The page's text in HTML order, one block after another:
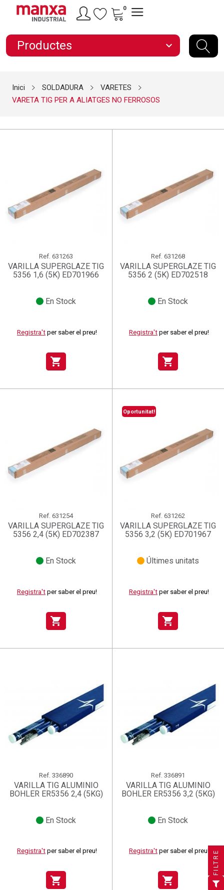
Afegir a la llista de desitjos×
Nom de la llista de desitjos
((title)) ×
Connectar-se ×
Cal que connecteu per a desar els productes a la vostra
0
Productes expand_more
Inici SOLDADURA
VARETES
VARETA TIG PER A ALIATGES NO FERROSOS
Ref. 631263
VARILLA SUPERGLAZE TIG
5356 1,6 (5K) ED701966
En Stock
Registra't per saber el preu!
shopping_cart
Ref. 631268
VARILLA SUPERGLAZE TIG
5356 2 (5K) ED702518
En Stock
Registra't per saber el preu!
shopping_cart
Ref. 631254
VARILLA SUPERGLAZE TIG
5356 2,4 (5K) ED702387
En Stock
Registra't per saber el preu!
shopping_cart
Oportunitat!
Ref. 631262
VARILLA SUPERGLAZE TIG
5356 3,2 (5K) ED701967
Últimes unitats
Registra't per saber el preu!
shopping_cart
Ref. 336890
VARILLA TIG ALUMINIO
BOHLER ER5356 2,4 (5KG)
En Stock
Registra't per saber el preu!
shopping_cart
Ref. 336891
VARILLA TIG ALUMINIO
BOHLER ER5356 3,2 (5KG)
En Stock
Registra't per saber el preu!
shopping_cart
FILTRE